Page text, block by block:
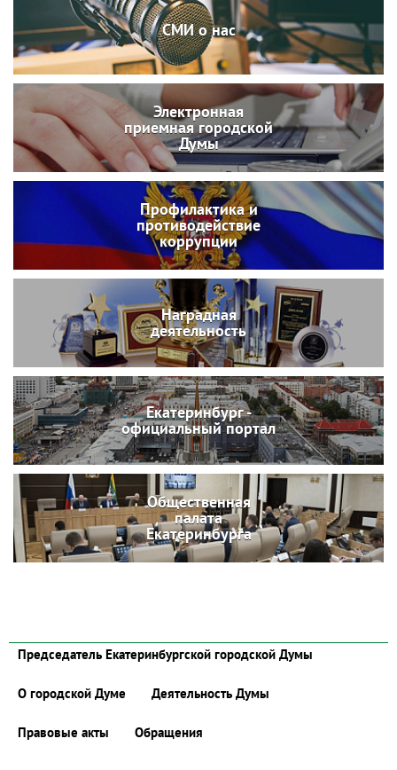
СМИ о нас
Электронная
приемная городской
Думы
Профилактика и
противодействие
коррупции
Наградная
деятельность
Екатеринбург -
официальный портал
Общественная
палата
Екатеринбурга
Председатель Екатеринбургской городской Думы
О городской Думе Деятельность Думы
Правовые акты Обращения